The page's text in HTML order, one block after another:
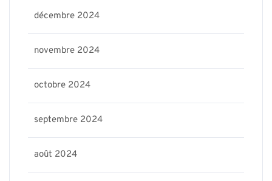
décembre 2024
novembre 2024
octobre 2024
septembre 2024
août 2024